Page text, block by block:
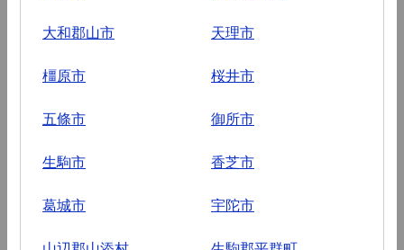
大和郡山市 天理市
橿原市 桜井市
五條市 御所市
生駒市 香芝市
葛城市 宇陀市